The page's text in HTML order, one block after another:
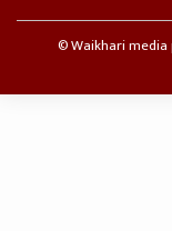
© Waikhari media